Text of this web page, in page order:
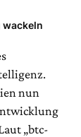
wackeln
nun
„btc-